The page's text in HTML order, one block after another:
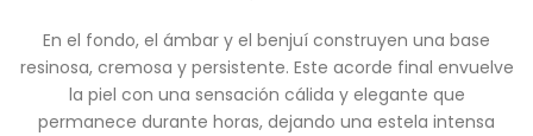
En el fondo, el ámbar y el benjuí construyen una base
resinosa, cremosa y persistente. Este acorde final envuelve
la piel con una sensación cálida y elegante que
permanece durante horas, dejando una estela intensa